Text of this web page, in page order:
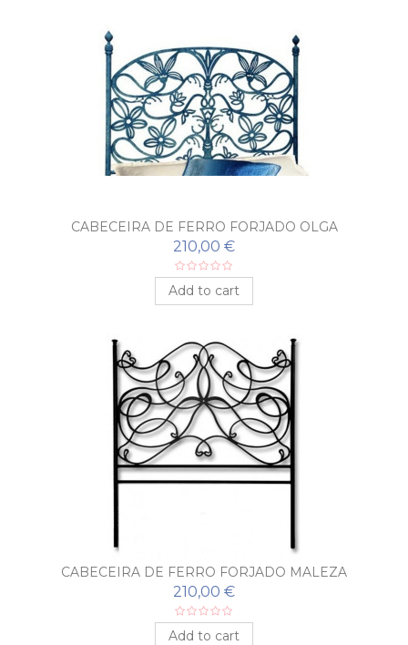
CABECEIRA DE FERRO FORJADO OLGA
210,00 €
Add to cart
CABECEIRA DE FERRO FORJADO MALEZA
210,00 €
Add to cart